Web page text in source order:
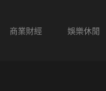
商業財經 娛樂休閒